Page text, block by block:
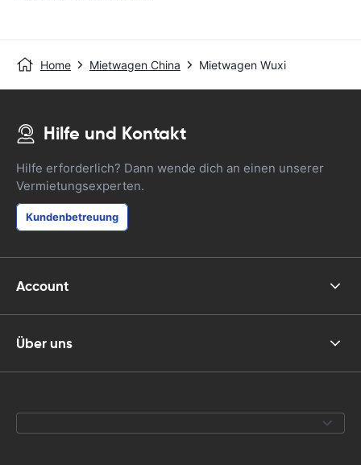
Home Mietwagen China Mietwagen Wuxi
Hilfe und Kontakt
Hilfe erforderlich? Dann wende dich an einen unserer
Vermietungsexperten.
Kundenbetreuung
Account
Über uns